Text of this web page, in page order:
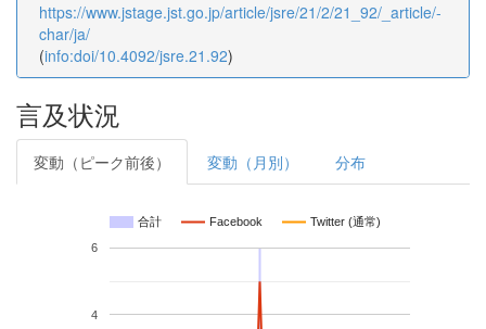
https://www.jstage.jst.go.jp/article/jsre/21/2/21_92/_article/-
char/ja/
(info:doi/10.4092/jsre.21.92)
言及状況
変動（ピーク前後） 変動（月別） 分布
合計 Facebook Twitter (通常)
4
6